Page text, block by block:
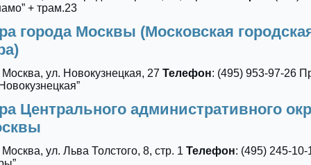
+ трам.23
города Москвы (Московская
ул. Новокузнецкая, 27 Телефон: (495) 953-97-26
Центрального административного
ул. Льва Толстого, 8, стр. 1 Телефон: (495) 245-